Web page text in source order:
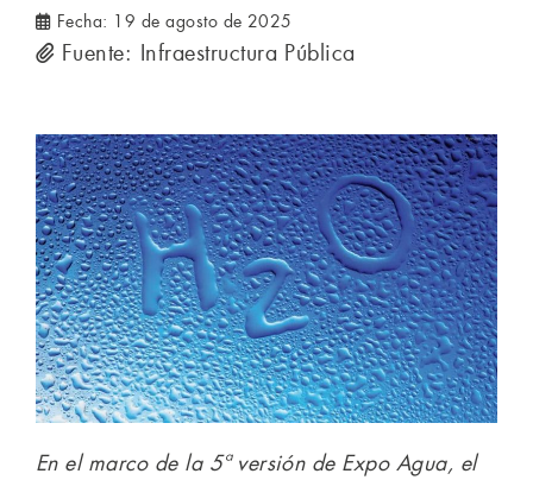
Fecha: 19 de agosto de 2025
Fuente: Infraestructura Pública
En el marco de la 5ª versión de Expo Agua, el